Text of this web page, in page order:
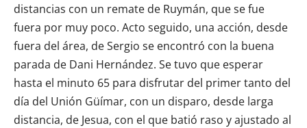
distancias con un remate de Ruymán, que se fue
fuera por muy poco. Acto seguido, una acción, desde
fuera del área, de Sergio se encontró con la buena
parada de Dani Hernández. Se tuvo que esperar
hasta el minuto 65 para disfrutar del primer tanto del
día del Unión Güímar, con un disparo, desde larga
distancia, de Jesua, con el que batió raso y ajustado al